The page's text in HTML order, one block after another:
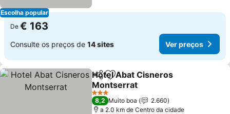
Escolha popular
De € 163
Consulte os preços de 14 sites Ver preços
PartilharAdicionar aos favoritos
Hotel Abat Cisneros
Montserrat
3 Estrelas
8,2 Muito boa
2.660
a 2.0 km de Centro da cidade